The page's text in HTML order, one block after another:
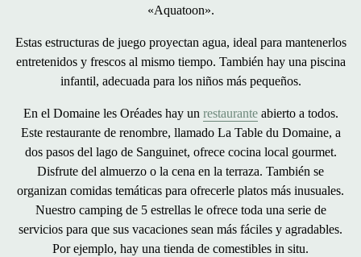
«Aquatoon».
Estas estructuras de juego proyectan agua, ideal para mantenerlos
entretenidos y frescos al mismo tiempo. También hay una piscina
infantil, adecuada para los niños más pequeños.
En el Domaine les Oréades hay un restauranteabierto a todos.
Este restaurante de renombre, llamado La Table du Domaine, a
dos pasos del lago de Sanguinet, ofrececocina local gourmet.
Disfrute del almuerzo o la cena en la terraza. También se
organizan comidas temáticas para ofrecerle platos más inusuales.
Nuestro camping de 5 estrellas le ofrece toda una serie de
servicios para que sus vacaciones sean más fáciles y agradables.
Por ejemplo, hay una tienda de comestibles in situ.